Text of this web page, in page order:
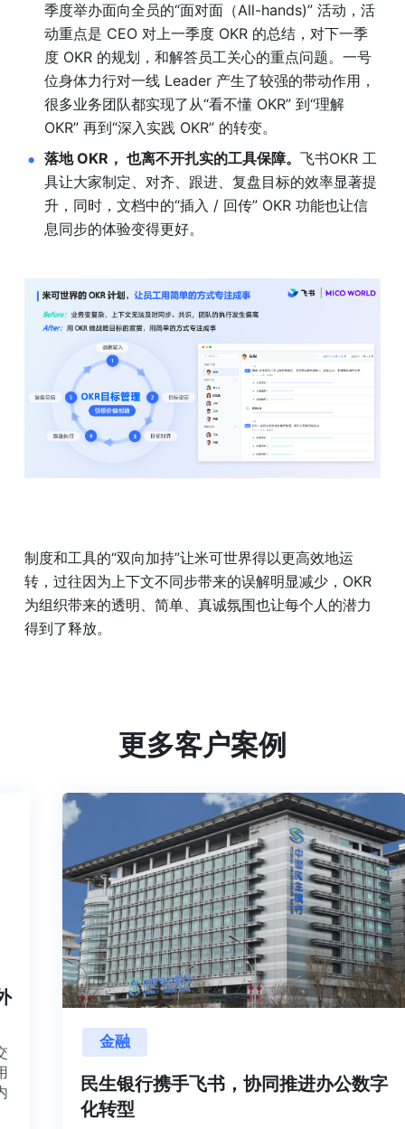
季度举办面向全员的“面对面（All-hands)” 活动，活
动重点是 CEO 对上一季度 OKR 的总结，对下一季
度 OKR 的规划，和解答员工关心的重点问题。一号
位身体力行对一线 Leader 产生了较强的带动作用，
很多业务团队都实现了从“看不懂 OKR” 到“理解
OKR” 再到“深入实践 OKR” 的转变。
落地 OKR， 也离不开扎实的工具保障。 飞书OKR 工
具让大家制定、对齐、跟进、复盘目标的效率显著提
升，同时，文档中的“插入 / 回传” OKR 功能也让信
息同步的体验变得更好。
制度和工具的“双向加持”让米可世界得以更高效地运
转，过往因为上下文不同步带来的误解明显减少，OKR
为组织带来的透明、简单、真诚氛围也让每个人的潜力
得到了释放。
更多客户案例
外
交
用
内
金融
民生银行携手飞书，协同推进办公数
化转型